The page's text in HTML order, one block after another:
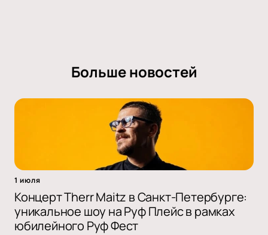
Больше новостей
1 июля
Концерт Therr Maitz в Санкт-Петербурге:
уникальное шоу на Руф Плейс в рамках
юбилейного Руф Фест